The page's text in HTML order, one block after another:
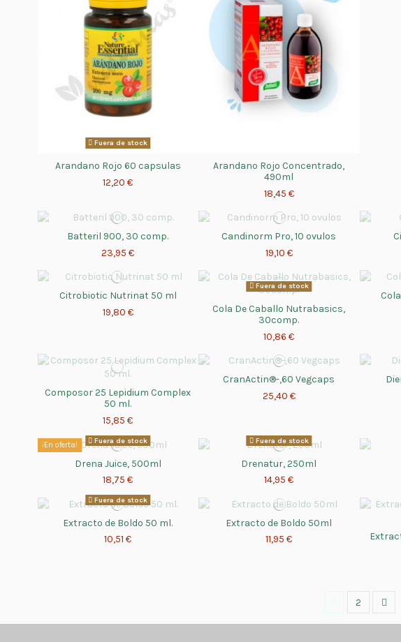
Fuera de stock
Arandano Rojo 60 capsulas
12,20 €
Arandano Rojo Concentrado,
490ml
18,45 €
Batteril 900, 30 comp.
23,95 €
Candinorm Pro, 10 ovulos
19,10 €
Citrobiotic Nutrinat 50 ml
19,80 €
Fuera de stock
Cola De Caballo Nutrabasics,
30comp.
10,86 €
Composor 25 Lepidium Complex
50 ml.
15,85 €
CranActin®-,60 Vegcaps
25,40 €
¡En oferta! Fuera de stock
Drena Juice, 500ml
18,75 €
Fuera de stock
Drenatur, 250ml
14,95 €
Fuera de stock
Extracto de Boldo 50 ml.
10,51 €
Extracto de Boldo 50ml
11,95 €
2